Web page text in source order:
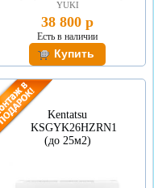
YUKI
38 800 р
Есть в наличии
Kentatsu
KSGYK26HZRN1
(до 25м2)